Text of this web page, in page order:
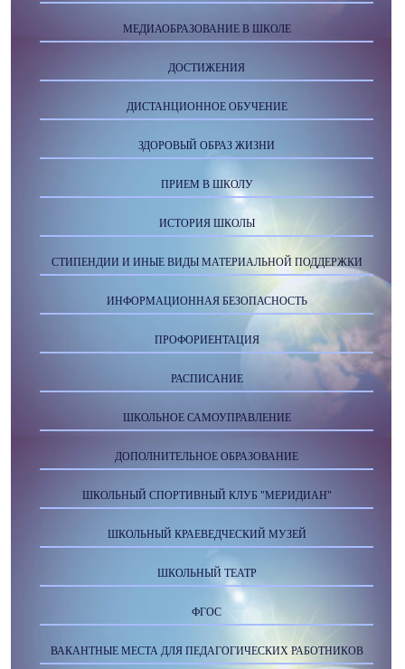
МЕДИАОБРАЗОВАНИЕ В ШКОЛЕ
ДОСТИЖЕНИЯ
ДИСТАНЦИОННОЕ ОБУЧЕНИЕ
ЗДОРОВЫЙ ОБРАЗ ЖИЗНИ
ПРИЕМ В ШКОЛУ
ИСТОРИЯ ШКОЛЫ
СТИПЕНДИИ И ИНЫЕ ВИДЫ МАТЕРИАЛЬНОЙ ПОДДЕРЖКИ
ИНФОРМАЦИОННАЯ БЕЗОПАСНОСТЬ
ПРОФОРИЕНТАЦИЯ
РАСПИСАНИЕ
ШКОЛЬНОЕ САМОУПРАВЛЕНИЕ
ДОПОЛНИТЕЛЬНОЕ ОБРАЗОВАНИЕ
ШКОЛЬНЫЙ СПОРТИВНЫЙ КЛУБ "МЕРИДИАН"
ШКОЛЬНЫЙ КРАЕВЕДЧЕСКИЙ МУЗЕЙ
ШКОЛЬНЫЙ ТЕАТР
ФГОС
ВАКАНТНЫЕ МЕСТА ДЛЯ ПЕДАГОГИЧЕСКИХ РАБОТНИКОВ